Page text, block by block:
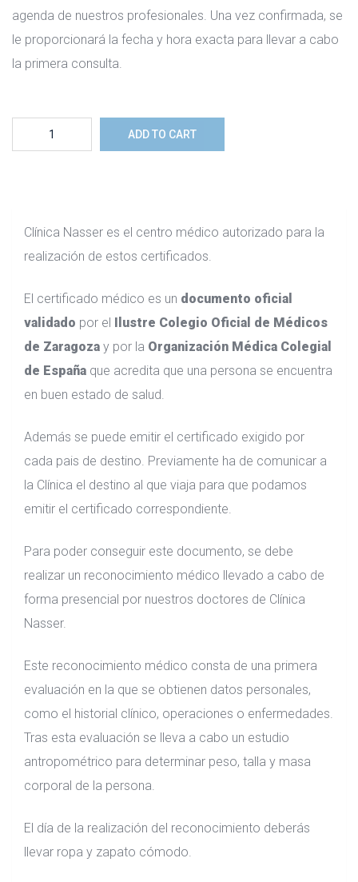
agenda de nuestros profesionales. Una vez confirmada, se
le proporcionará la fecha y hora exacta para llevar a cabo
la primera consulta.
Certificado
médico
viajar
quantity
ADD TO CART
Clínica Nasser es el centro médico autorizado para la
realización de estos certificados.
El certificado médico es un documento oficial
validado por el Ilustre Colegio Oficial de Médicos
de Zaragoza y por la Organización Médica Colegial
de España que acredita que una persona se encuentra
en buen estado de salud.
Además se puede emitir el certificado exigido por
cada pais de destino. Previamente ha de comunicar a
la Clínica el destino al que viaja para que podamos
emitir el certificado correspondiente.
Para poder conseguir este documento, se debe
realizar un reconocimiento médico llevado a cabo de
forma presencial por nuestros doctores de Clínica
Nasser.
Este reconocimiento médico consta de una primera
evaluación en la que se obtienen datos personales,
como el historial clínico, operaciones o enfermedades.
Tras esta evaluación se lleva a cabo un estudio
antropométrico para determinar peso, talla y masa
corporal de la persona.
El día de la realización del reconocimiento deberás
llevar ropa y zapato cómodo.